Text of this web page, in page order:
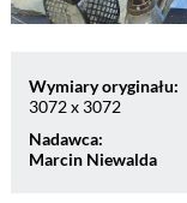
Wymiary oryginału:
3072 x 3072
Nadawca:
Marcin Niewalda